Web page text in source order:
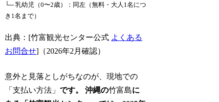
└─ 乳幼児（0〜2歳）：同左（無料・大人1名につ
き1名まで）
出典：[竹富観光センター公式 よくある
お問合せ]（2026年2月確認）
意外と見落としがちなのが、現地での
「支払い方法」です。 沖縄の竹富島に